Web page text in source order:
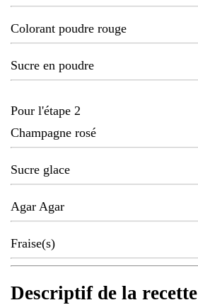
Colorant poudre rouge
Sucre en poudre
Pour l'étape 2
Champagne rosé
Sucre glace
Agar Agar
Fraise(s)
Descriptif de la recette